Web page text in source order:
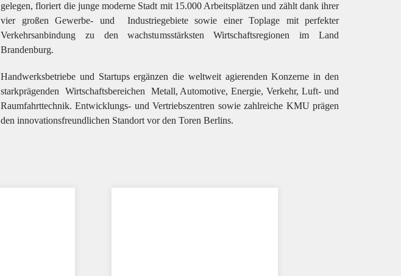
gelegen, floriert die junge moderne Stadt mit 15.000 Arbeitsplätzen und zählt dank ihrer
vier großen Gewerbe- und Industriegebietesowie einer Toplage mit perfekter
Verkehrsanbindung zu den wachstumsstärksten Wirtschaftsregionen im Land
Brandenburg.
Handwerksbetriebe und Startups ergänzen die weltweit agierenden Konzerne in den
starkprägenden Wirtschaftsbereichen
Metall, Automotive, Energie, Verkehr, Luft- und
Raumfahrttechnik. Entwicklungs- und Vertriebszentren sowie zahlreiche KMU prägen
den innovationsfreundlichen Standort vor den Toren Berlins.